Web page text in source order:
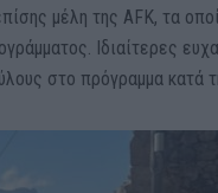
μέλη της AFK, τα
Ιδιαίτερες
στο πρόγραμμα κατά